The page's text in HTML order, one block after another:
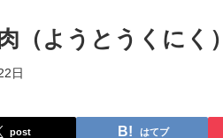
ようとうくにく）
日
post はてブ